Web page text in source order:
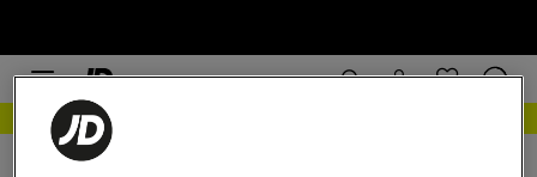
JD Sports adidas Superstar Winter Trek